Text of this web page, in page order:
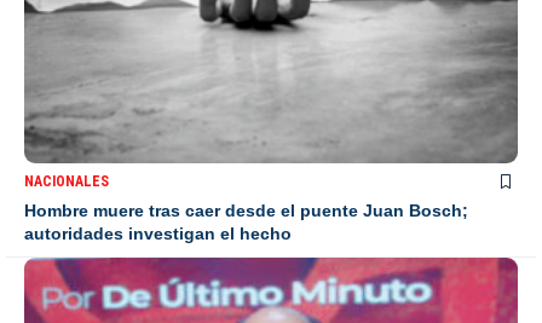
NACIONALES
Hombre muere tras caer desde el puente Juan Bosch;
autoridades investigan el hecho